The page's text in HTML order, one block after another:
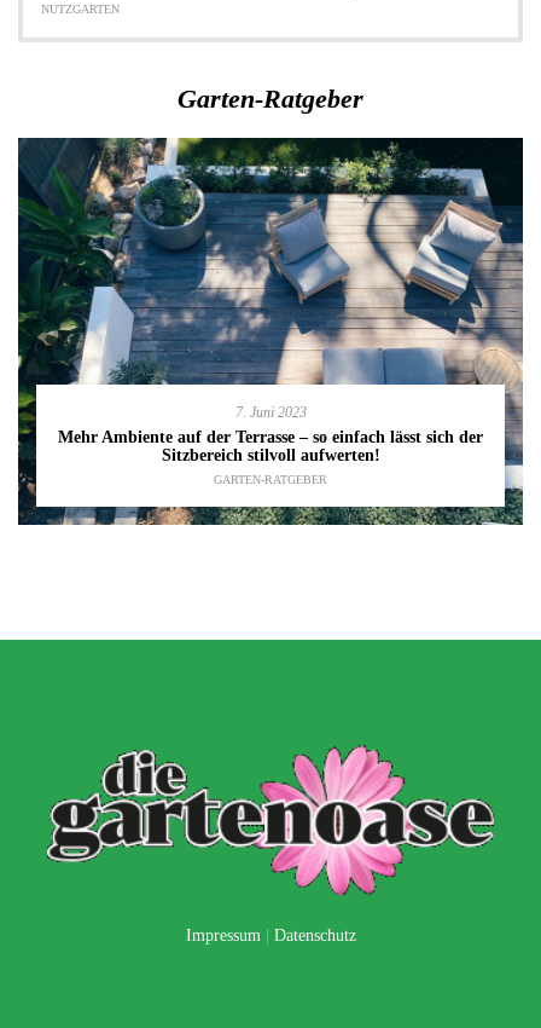
NUTZGARTEN
Garten-Ratgeber
7. Juni 2023
Mehr Ambiente auf der Terrasse – so einfach lässt sich der
Sitzbereich stilvoll aufwerten!
GARTEN-RATGEBER
Impressum | Datenschutz